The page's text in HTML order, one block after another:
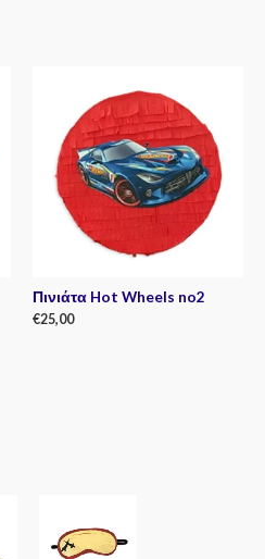
Πινιάτα Hot Wheels no2
€25,00